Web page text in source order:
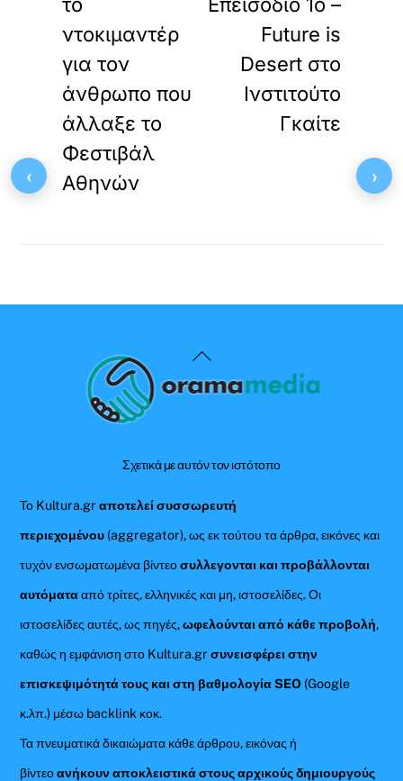
ντοκιμαντέρ
για τον
άνθρωπο που
άλλαξε το
Φεστιβάλ
Αθηνών
Future is
Desert στο
Ινστιτούτο
Γκαίτε
Back
To
Σχετικά με αυτόν τον ιστότοπο
Το Kultura.grαποτελεί συσσωρευτή
περιεχομένου (aggregator), ως εκ τούτου τα άρθρα, εικόνες και
τυχόν ενσωματωμένα βίντεοσυλλεγονται και προβάλλονται
αυτόματααπό τρίτες, ελληνικές και μη, ιστοσελίδες. Οι
ιστοσελίδες αυτές, ως πηγές,ωφελούνται από κάθε προβολή,
καθώς η εμφάνιση στο Kultura.gr συνεισφέρει στην
επισκεψιμότητά τους και στη βαθμολογία SEO (Google
κ.λπ.) μέσω backlink κοκ.
Τα πνευματικά δικαιώματα κάθε άρθρου, εικόνας ή
βίντεοανήκουν αποκλειστικά στους αρχικούς δημιουργούς
‹ ›